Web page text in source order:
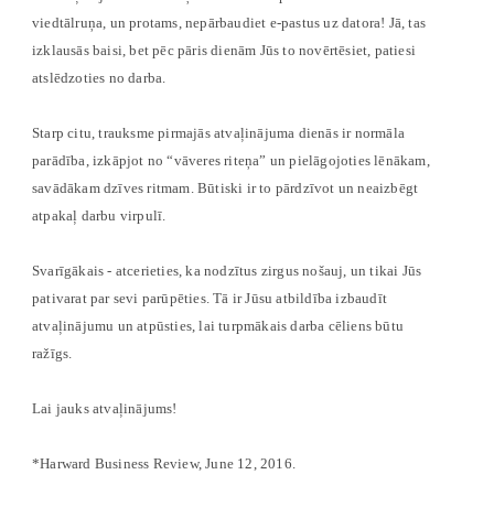
viedtālruņa, un protams, nepārbaudiet e-pastus uz datora! Jā, tas
izklausās baisi, bet pēc pāris dienām Jūs to novērtēsiet, patiesi
atslēdzoties no darba.
Starp citu, trauksme pirmajās atvaļinājuma dienās ir normāla
parādība, izkāpjot no “vāveres riteņa” un pielāgojoties lēnākam,
savādākam dzīves ritmam. Būtiski ir to pārdzīvot un neaizbēgt
atpakaļ darbu virpulī.
Svarīgākais - atcerieties, ka nodzītus zirgus nošauj, un tikai Jūs
pativarat par sevi parūpēties. Tā ir Jūsu atbildība izbaudīt
atvaļinājumu un atpūsties, lai turpmākais darba cēliens būtu
ražīgs.
Lai jauks atvaļinājums!
*Harward Business Review, June 12, 2016.